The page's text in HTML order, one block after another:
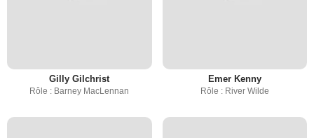
Gilly Gilchrist
Rôle : Barney MacLennan
Emer Kenny
Rôle : River Wilde